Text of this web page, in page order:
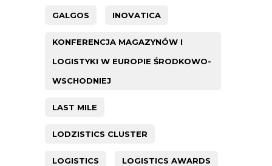
GALGOS INOVATICA
KONFERENCJA MAGAZYNÓW I
LOGISTYKI W EUROPIE ŚRODKOWO-
WSCHODNIEJ
LAST MILE
LODZISTICS CLUSTER
LOGISTICS LOGISTICS AWARDS